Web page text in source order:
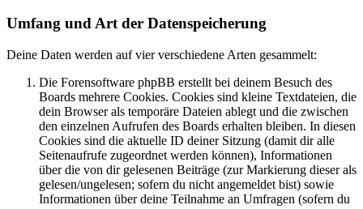
Umfang und Art der Datenspeicherung
Deine Daten werden auf vier verschiedene Arten gesammelt:
Die Forensoftware phpBB erstellt bei deinem Besuch des
Boards mehrere Cookies. Cookies sind kleine Textdateien, die
dein Browser als temporäre Dateien ablegt und die zwischen
den einzelnen Aufrufen des Boards erhalten bleiben. In diesen
Cookies sind die aktuelle ID deiner Sitzung (damit dir alle
Seitenaufrufe zugeordnet werden können), Informationen
über die von dir gelesenen Beiträge (zur Markierung dieser als
gelesen/ungelesen; sofern du nicht angemeldet bist) sowie
Informationen über deine Teilnahme an Umfragen (sofern du